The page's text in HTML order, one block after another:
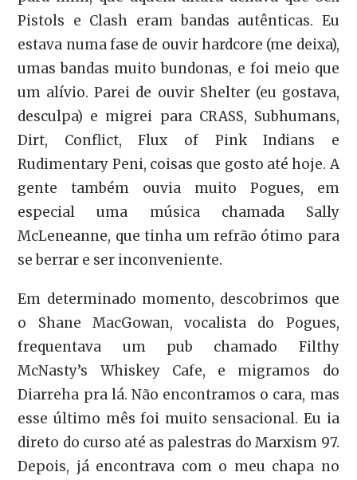
Pistols e Clash eram bandas autênticas. Eu
estava numa fase de ouvir hardcore (me deixa),
umas bandas muito bundonas, e foi meio que
um alívio. Parei de ouvir Shelter (eu gostava,
desculpa) e migrei para CRASS, Subhumans,
Dirt, Conflict, Flux of Pink Indians e
Rudimentary Peni, coisas que gosto até hoje. A
gente também ouvia muito Pogues, em
especial uma música chamada Sally
McLeneanne, que tinha um refrão ótimo para
se berrar e ser inconveniente.
Em determinado momento, descobrimos que
o Shane MacGowan, vocalista do Pogues,
frequentava um pub chamado Filthy
McNasty’s Whiskey Cafe, e migramos do
Diarreha pra lá. Não encontramos o cara, mas
esse último mês foi muito sensacional. Eu ia
direto do curso até as palestras do Marxism 97.
Depois, já encontrava com o meu chapa no